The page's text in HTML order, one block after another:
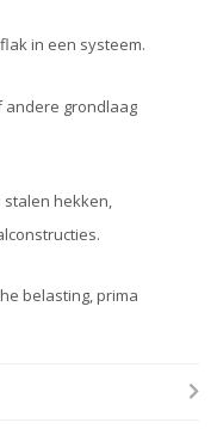
in een systeem.
andere grondlaag
stalen hekken,
belasting, prima